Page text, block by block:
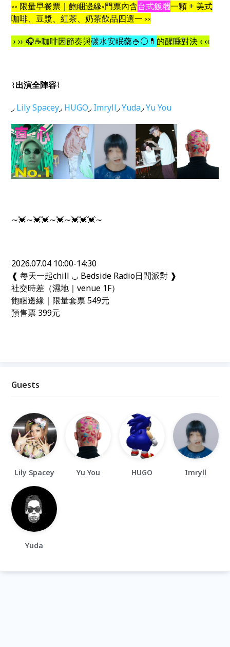
༝༝ 限量早餐票｜飽睏邊緣༝門票內含台式飯糰一顆 + 美式
咖啡、豆漿、紅茶、奶茶飲品四選一 ༝༝
› ›› 🎧☕咖啡因節奏與碳水安眠藥🍚⚪💊 的醒睡對決 ‹ ‹‹
⌇出演全陣容⌇
◞ Lily Spacey◞ HUGO◞ Imryll◞Yuda◞Yu You
∼💓∼💓💓∼💓∼💓💓💓∼
2026.07.04 10:00-14:30
❰ 每天一起chill ◡ Bedside Radio日間派對 ❱
社交時差（濕地｜venue 1F）
飽睏邊緣｜限量套票 549元
預售票 399元
Guests
Lily Spacey Yu You HUGO Imryll
Yuda